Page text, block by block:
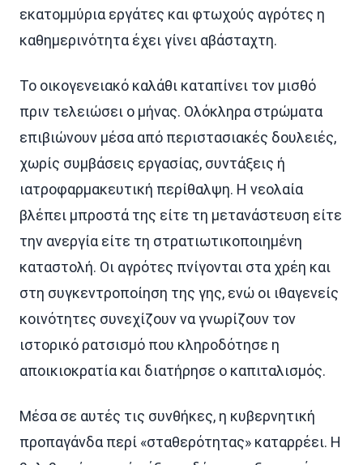
εκατομμύρια εργάτες και φτωχούς αγρότες η
καθημερινότητα έχει γίνει αβάσταχτη.
Το οικογενειακό καλάθι καταπίνει τον μισθό
πριν τελειώσει ο μήνας. Ολόκληρα στρώματα
επιβιώνουν μέσα από περιστασιακές δουλειές,
χωρίς συμβάσεις εργασίας, συντάξεις ή
ιατροφαρμακευτική περίθαλψη. Η νεολαία
βλέπει μπροστά της είτε τη μετανάστευση είτε
την ανεργία είτε τη στρατιωτικοποιημένη
καταστολή. Οι αγρότες πνίγονται στα χρέη και
στη συγκεντροποίηση της γης, ενώ οι ιθαγενείς
κοινότητες συνεχίζουν να γνωρίζουν τον
ιστορικό ρατσισμό που κληροδότησε η
αποικιοκρατία και διατήρησε ο καπιταλισμός.
Μέσα σε αυτές τις συνθήκες, η κυβερνητική
προπαγάνδα περί «σταθερότητας» καταρρέει. Η